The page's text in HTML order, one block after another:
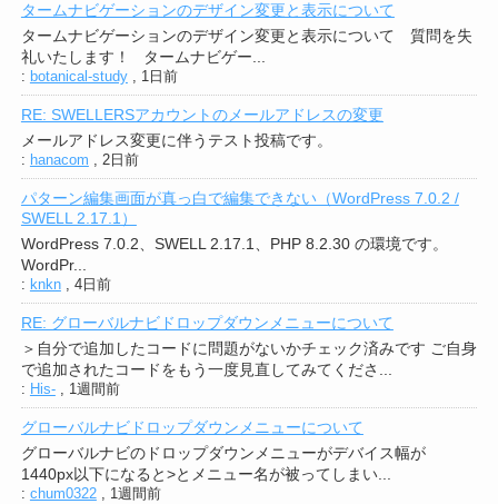
タームナビゲーションのデザイン変更と表示について
タームナビゲーションのデザイン変更と表示について 質問を失
礼いたします！ タームナビゲー...
: botanical-study, 1日前
RE: SWELLERSアカウントのメールアドレスの変更
メールアドレス変更に伴うテスト投稿です。
: hanacom , 2日前
パターン編集画面が真っ白で編集できない（WordPress 7.0.2 /
SWELL 2.17.1）
WordPress 7.0.2、SWELL 2.17.1、PHP 8.2.30 の環境です。
WordPr...
: knkn, 4日前
RE: グローバルナビドロップダウンメニューについて
＞自分で追加したコードに問題がないかチェック済みです ご自身
で追加されたコードをもう一度見直してみてくださ...
: His-, 1週間前
グローバルナビドロップダウンメニューについて
グローバルナビのドロップダウンメニューがデバイス幅が
1440px以下になると>とメニュー名が被ってしまい...
: chum0322, 1週間前